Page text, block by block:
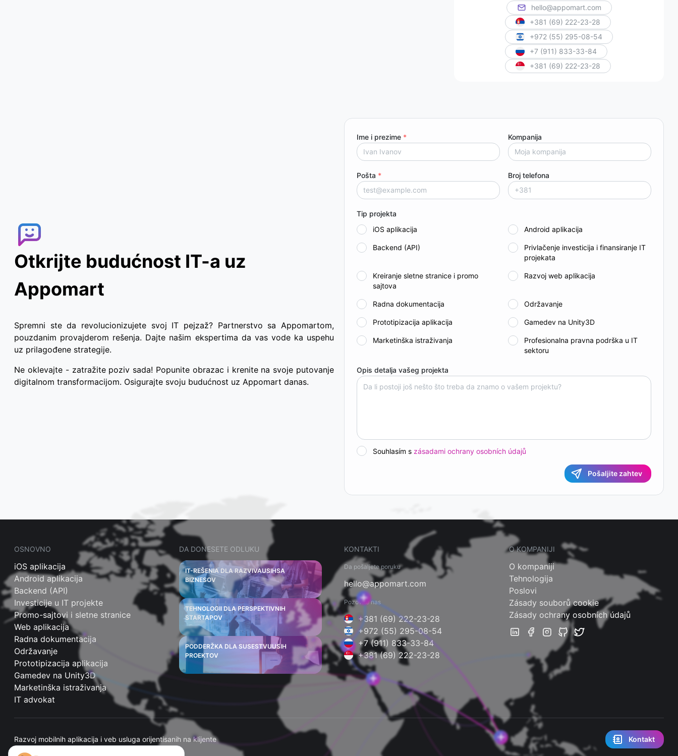
hello@appomart.com
+381 (69) 222-23-28
+972 (55) 295-08-54
+7 (911) 833-33-84
+381 (69) 222-23-28
Otkrijte budućnost IT-a uz
Appomart
Spremni ste da revolucionizujete svoj IT pejzaž? Partnerstvo sa Appomartom,
pouzdanim provajderom rešenja. Dajte našim ekspertima da vas vode ka uspehu
uz prilagođene strategije.
Ne oklevajte - zatražite poziv sada! Popunite obrazac i krenite na svoje putovanje
digitalnom transformacijom. Osigurajte svoju budućnost uz Appomart danas.
Ime i prezime * Kompanija
Pošta * Broj telefona
Tip projekta
iOS aplikacija
Android aplikacija
Backend (API)
Privlačenje investicija i finansiranje IT
projekata
Kreiranje sletne stranice i promo
sajtova
Razvoj web aplikacija
Radna dokumentacija Održavanje
Prototipizacija aplikacija Gamedev na Unity3D
Marketinška istraživanja
Profesionalna pravna podrška u IT
sektoru
Opis detalja vašeg projekta
Souhlasím s zásadami ochrany osobních údajů
Pošaljite zahtev
OSNOVNO
iOS aplikacija
Android aplikacija
Backend (API)
Investicije u IT projekte
Promo-sajtovi i sletne stranice
Web aplikacija
Radna dokumentacija
Održavanje
Prototipizacija aplikacija
Gamedev na Unity3D
Marketinška istraživanja
IT advokat
DA DONESETE ODLUKU
IT-REŠENIA DLA RAZVIVAUSIHSA
BIZNESOV
TEHNOLOGII DLA PERSPEKTIVNIH
STARTAPOV
PODDERŽKA DLA SUSESTVUUSIH
PROEKTOV
KONTAKTI
Da pošaljete poruku
hello@appomart.com
Pozovite nas
+381 (69) 222-23-28
+972 (55) 295-08-54
+7 (911) 833-33-84
+381 (69) 222-23-28
O KOMPANIJI
O kompaniji
Tehnologija
Poslovi
Zásady souborů cookie
Zásady ochrany osobních údajů
Razvoj mobilnih aplikacija i veb usluga orijentisanih na klijente Kontakt